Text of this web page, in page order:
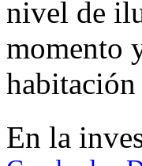
nivel de
momento
En la